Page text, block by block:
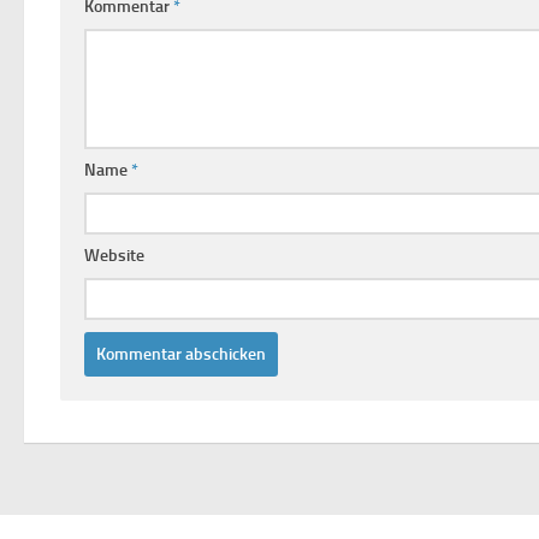
Kommentar*
Name*
Website